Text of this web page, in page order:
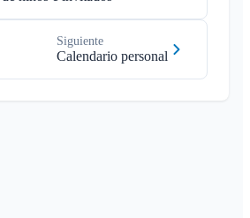
Siguiente
Calendario personal